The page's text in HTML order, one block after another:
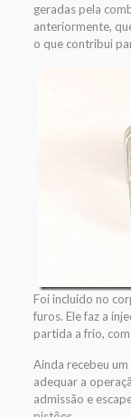
geradas pela
anteriormente,
o que contribui
Foi incluído no
furos. Ele faz a
partida a frio,
Ainda recebeu
adequar a
admissão e